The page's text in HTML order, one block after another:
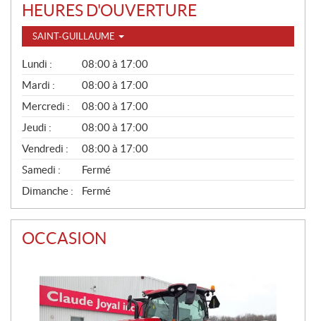
HEURES D'OUVERTURE
SAINT-GUILLAUME
G
É
N
É
R
A
L
Lundi :
08:00 à 17:00
Mardi :
08:00 à 17:00
Mercredi :
08:00 à 17:00
Jeudi :
08:00 à 17:00
Vendredi :
08:00 à 17:00
Samedi :
Fermé
Dimanche :
Fermé
OCCASION